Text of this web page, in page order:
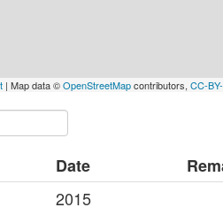
| Map data ©OpenStreetMapcontributors, CC-
Date
2015